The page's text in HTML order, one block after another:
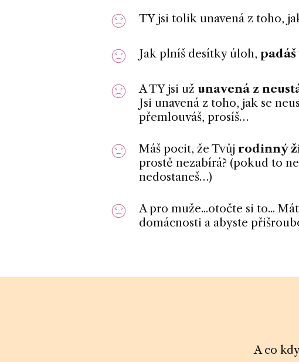
TY jsi tolik unavená z toho,
Jak plníš desítky úloh,
A TY jsi už unavená z
Jsi unavená z toho, jak se
přemlouváš, prosíš…
Máš pocit, že Tvůj rodinný
prostě nezabírá? (pokud to
nedostaneš…)
A pro muže...otočte si to...
domácnosti a abyste
A co